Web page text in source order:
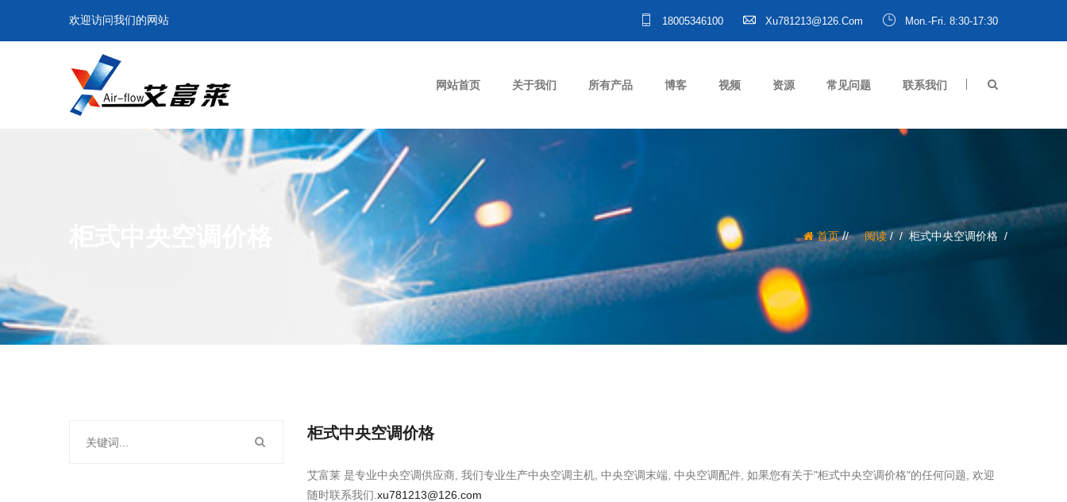
欢迎访问我们的网站 18005346100 Xu781213@126.com Mon.-Fri. 8:30-17:30
网站首页 关于我们 所有产品 博客 视频 资源 常见问题 联系我们
首页/ 阅读/ 柜式中央空调价格
柜式中央空调价格
艾富莱 是专业中央空调供应商, 我们专业生产中央空调主机, 中央空调末端, 中央空调配件, 如果您有关于"柜式中央空调价格"的任何问题, 欢迎
随时联系我们. xu781213@126.com